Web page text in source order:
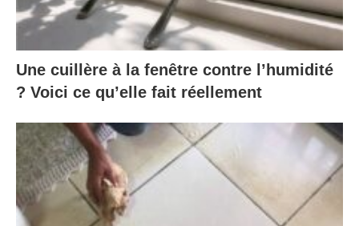
Une cuillère à la fenêtre contre l’humidité
? Voici ce qu’elle fait réellement